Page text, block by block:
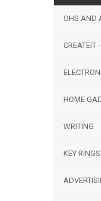
OHS AND
CREATEIT
HOME
WRITING
KEY RINGS